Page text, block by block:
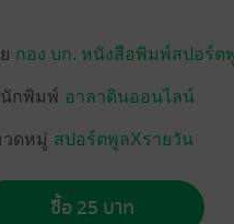
กอง บก. หนังสือพิมพ์สปอร์ต
กพิมพ์ อาลาดินออนไลน์
ดหมู่ สปอร์ตพูลXรายวัน
ซื้อ 25 บาท